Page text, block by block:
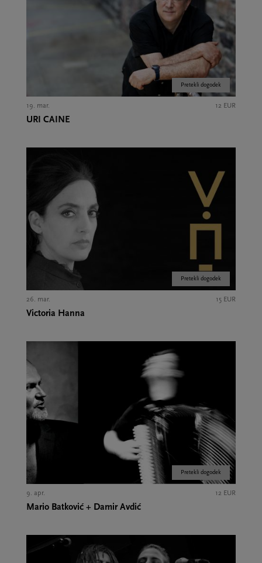
Pretekli dogodek
19. mar. 12 EUR
URI CAINE
Pretekli dogodek
26. mar. 15 EUR
Victoria Hanna
Pretekli dogodek
9. apr. 12 EUR
Mario Batković + Damir Avdić